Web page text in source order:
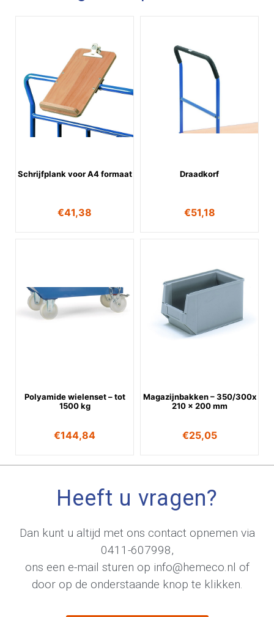
Schrijfplank voor A4 formaat
€41,38
Draadkorf
€51,18
Polyamide wielenset – tot
1500 kg
€144,84
Magazijnbakken – 350/300x
210 x 200 mm
€25,05
Heeft u vragen?
Dan kunt u altijd met ons contact opnemen via
0411-607998,
ons een e-mail sturen op info@hemeco.nl of
door op de onderstaande knop te klikken.